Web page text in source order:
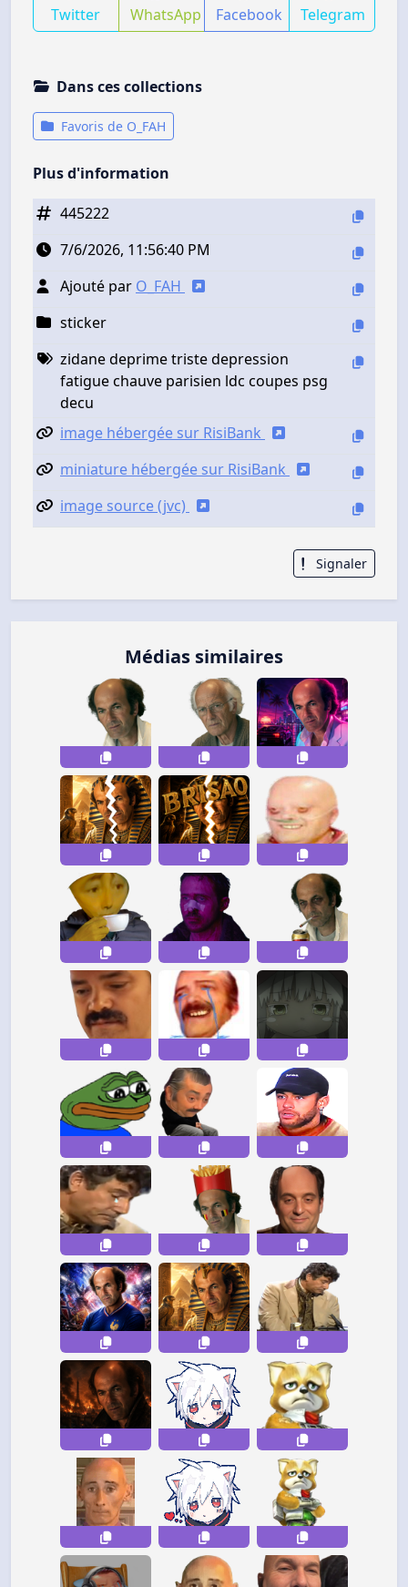
Twitter WhatsApp Facebook Telegram
Dans ces collections
Favoris de O_FAH
Plus d'information
445222
7/6/2026, 11:56:40 PM
Ajouté par O_FAH
sticker
zidane deprime triste depression
fatigue chauve parisien ldc coupes psg
decu
image hébergée sur RisiBank
miniature hébergée sur RisiBank
image source (jvc)
Signaler
Médias similaires